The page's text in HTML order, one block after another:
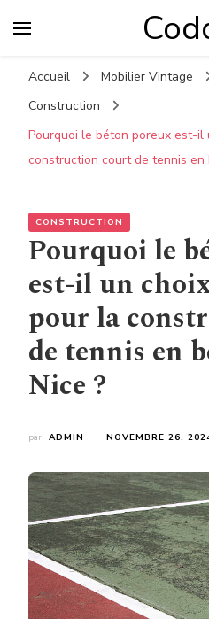
Accueil Mobilier Vintage
Construction
Pourquoi le béton poreux est-il
construction court de tennis en
CONSTRUCTION
Pourquoi le
est-il un
pour la
de tennis en
Nice ?
par ADMIN NOVEMBRE 26,